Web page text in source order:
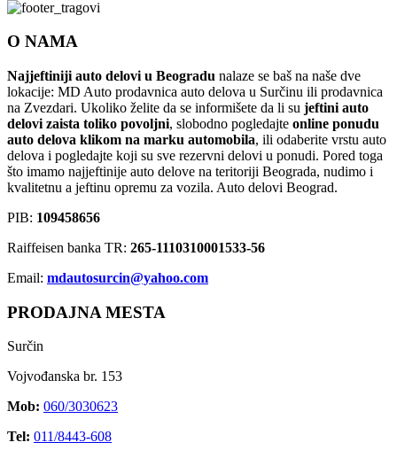
O NAMA
Najjeftiniji auto delovi u Beogradu nalaze se baš na naše dve
lokacije: MD Auto prodavnica auto delova u Surčinu ili prodavnica
na Zvezdari. Ukoliko želite da se informišete da li su jeftini auto
delovi zaista toliko povoljni, slobodno pogledajte online ponudu
auto delova klikom na marku automobila, ili odaberite vrstu auto
delova i pogledajte koji su sve rezervni delovi u ponudi. Pored toga
što imamo najjeftinije auto delove na teritoriji Beograda, nudimo i
kvalitetnu a jeftinu opremu za vozila. Auto delovi Beograd.
PIB: 109458656
Raiffeisen banka TR: 265-1110310001533-56
Email: mdautosurcin@yahoo.com
PRODAJNA MESTA
Surčin
Vojvođanska br. 153
Mob: 060/3030623
Tel: 011/8443-608